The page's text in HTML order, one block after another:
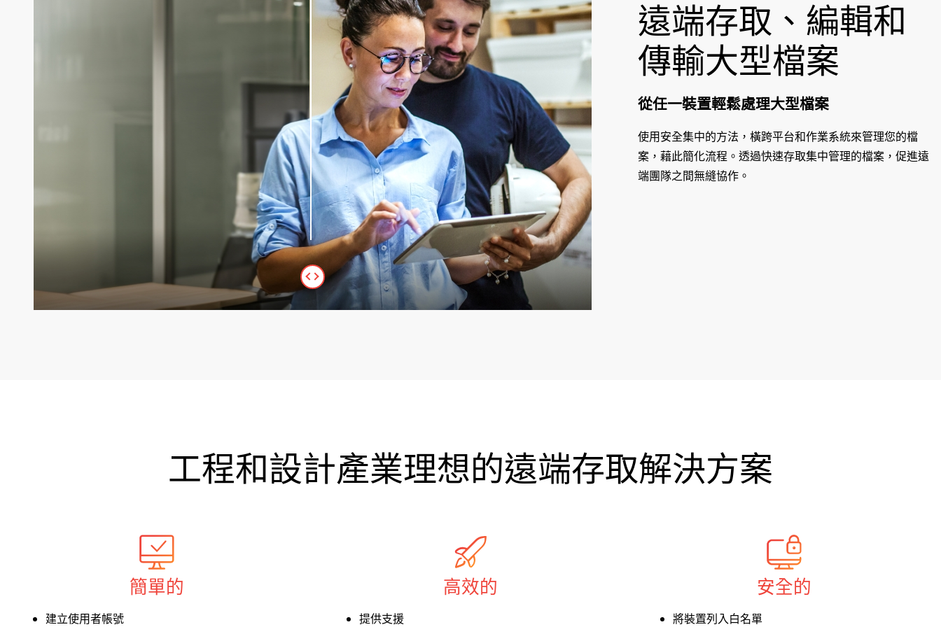
遠端存取、編輯和
傳輸大型檔案
從任一裝置輕鬆處理大型檔案
使用安全集中的方法，橫跨平台和作業系統來管理您的檔
案，藉此簡化流程。透過快速存取集中管理的檔案，促進遠
端團隊之間無縫協作。
工程和設計產業理想的遠端存取解決方案
簡單的
建立使用者帳號
高效的
提供支援
安全的
將裝置列入白名單